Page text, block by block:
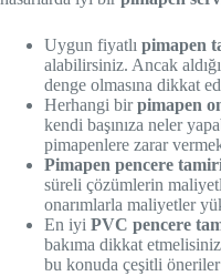
Uygun fiyatlı pimapen
alabilirsiniz. Ancak
denge olmasına dikkat
Herhangi birpimapen
kendi başınıza neler
pimapenlere zarar
Pimapen pencere
süreli çözümlerin
onarımlarla maliyetler
En iyi PVC pencere
bakıma dikkat
bu konuda çeşitli öneriler